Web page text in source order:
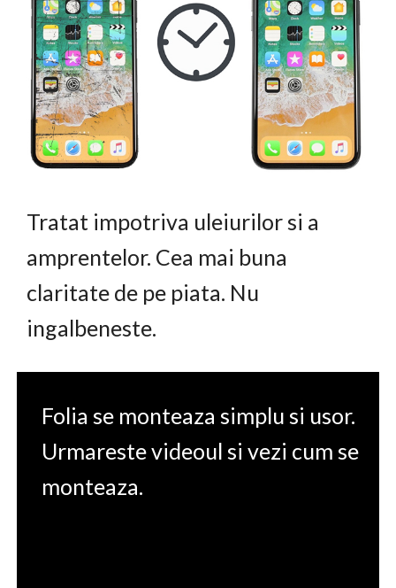
Tratat impotriva uleiurilor si a
amprentelor. Cea mai buna
claritate de pe piata. Nu
ingalbeneste.
Folia se monteaza simplu si usor.
Urmareste videoul si vezi cum se
monteaza.